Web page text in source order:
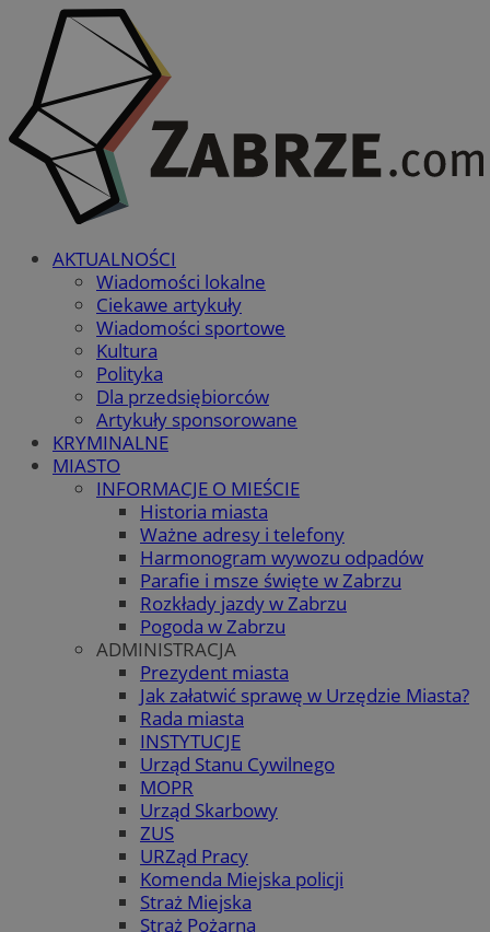
AKTUALNOŚCI
Wiadomości lokalne
Ciekawe artykuły
Wiadomości sportowe
Kultura
Polityka
Dla przedsiębiorców
Artykuły sponsorowane
KRYMINALNE
MIASTO
INFORMACJE O MIEŚCIE
Historia miasta
Ważne adresy i telefony
Harmonogram wywozu odpadów
Parafie i msze święte w Zabrzu
Rozkłady jazdy w Zabrzu
Pogoda w Zabrzu
ADMINISTRACJA
Prezydent miasta
Jak załatwić sprawę w Urzędzie Miasta?
Rada miasta
INSTYTUCJE
Urząd Stanu Cywilnego
MOPR
Urząd Skarbowy
ZUS
URZąd Pracy
Komenda Miejska policji
Straż Miejska
Straż Pożarna